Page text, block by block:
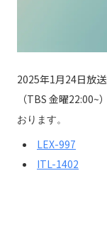
2025年1月24日放
（TBS 金曜
おります。
LEX-997
ITL-1402